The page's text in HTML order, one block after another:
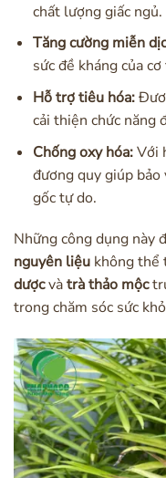
chất lượng giấc ngủ.
Tăng cường miễn
sức đề kháng của
Hỗ trợ tiêu hóa:
cải thiện chức năng
Chống oxy hóa:Với
đương quy giúp
gốc tự do.
Những công dụng này
nguyên liệu không thể
dượcvàtrà thảo mộc
trong chăm sóc sức